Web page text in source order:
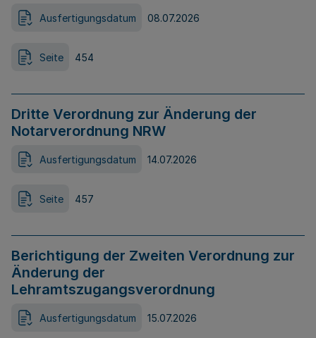
Ausfertigungsdatum 08.07.2026
Seite 454
Dritte Verordnung zur Änderung der
Notarverordnung NRW
Ausfertigungsdatum 14.07.2026
Seite 457
Berichtigung der Zweiten Verordnung zur
Änderung der
Lehramtszugangsverordnung
Ausfertigungsdatum 15.07.2026